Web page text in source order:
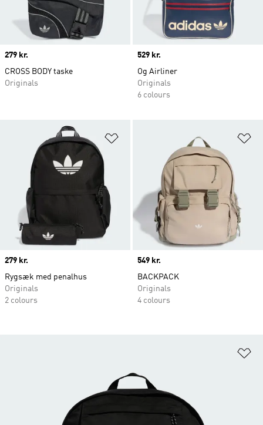
Price
279 kr.
CROSS BODY taske
Originals
Price
529 kr.
Og Airliner
Originals
6 colours
Price
279 kr.
Rygsæk med penalhus
Originals
2 colours
Price
549 kr.
BACKPACK
Originals
4 colours